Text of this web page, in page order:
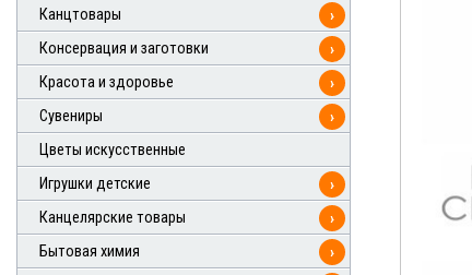
Канцтовары
›
Консервация и заготовки
›
Красота и здоровье
›
Сувениры
›
Цветы искусственные
Игрушки детские
›
Канцелярские товары
›
Бытовая химия
›